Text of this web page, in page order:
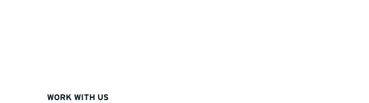
WORK WITH US